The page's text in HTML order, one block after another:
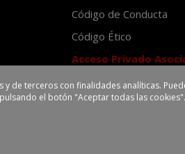
Código de Conducta
Código Ético
Acceso Privado
de terceros con finalidades analíticas.
el botón "Aceptar todas las